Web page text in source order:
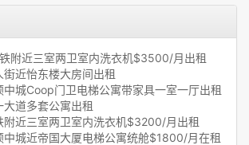
附近三室两卫室内洗衣机$3500/月出租
街近怡东楼大房间出租
中城Coop门卫电梯公寓带家具一室一厅出租
大道多套公寓出租
附近三室两卫室内洗衣机$3200/月出租
中城近帝国大厦电梯公寓统舱$1800/月在租